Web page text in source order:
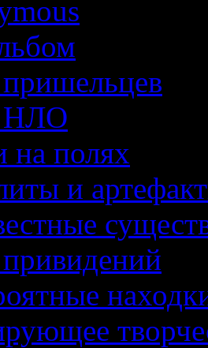
НЛО
на полях
и